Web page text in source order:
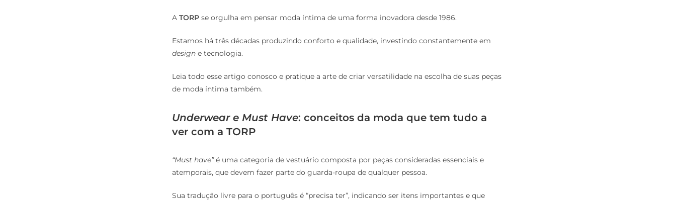
A TORP se orgulha em pensar moda íntima de uma forma inovadora desde 1986.
Estamos há três décadas produzindo conforto e qualidade, investindo constantemente em
design e tecnologia.
Leia todo esse artigo conosco e pratique a arte de criar versatilidade na escolha de suas peças
de moda íntima também.
Underwear e Must Have: conceitos da moda que tem tudo a
ver com a TORP
“Must have”é uma categoria de vestuário composta por peças consideradas essenciais e
atemporais, que devem fazer parte do guarda-roupa de qualquer pessoa.
Sua tradução livre para o português é “precisa ter”, indicando ser itens importantes e que